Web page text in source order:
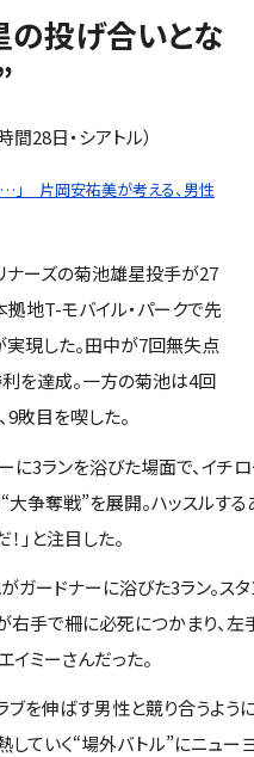
投げ合いとな
28日・シアトル）
」 片岡安祐美が考える、男性
ナーズの菊池雄星投手が27
拠地T-モバイル・パークで先
現した。田中が7回無失点
を達成。一方の菊池は4回
敗目を喫した。
3ランを浴びた場面で、イチ
争奪戦”を展開。ハッスルす
」と注目した。
ードナーに浴びた3ラン。ス
右手で柵に必死につかまり、
ミーさんだった。
を伸ばす男性と競り合うよう
していく“場外バトル”にニュ